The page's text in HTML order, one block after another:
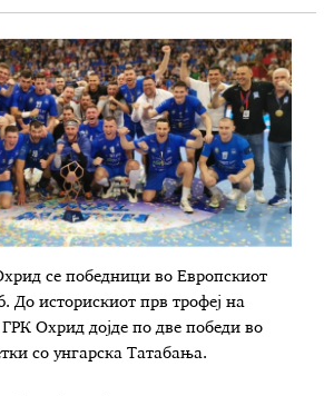
се победници во Европскиот
До историскиот прв трофеј на
Охрид дојде по две победи во
со унгарска Татабања.